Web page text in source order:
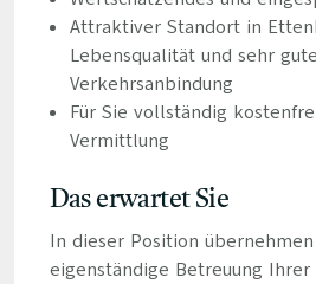
Attraktiver Standort in
Lebensqualität und sehr
Verkehrsanbindung
Für Sie vollständig
Vermittlung
Das erwartet Sie
In dieser Position
eigenständige Betreuung